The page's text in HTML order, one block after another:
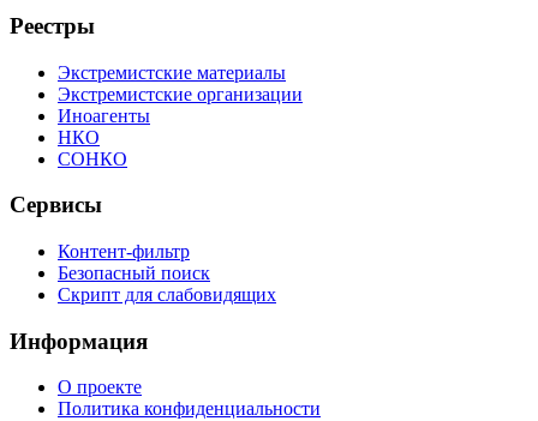
Реестры
Экстремистские материалы
Экстремистские организации
Иноагенты
НКО
СОНКО
Сервисы
Контент-фильтр
Безопасный поиск
Скрипт для слабовидящих
Информация
О проекте
Политика конфиденциальности